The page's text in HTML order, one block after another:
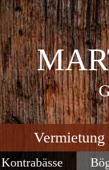
Vermietung
Kontrabässe